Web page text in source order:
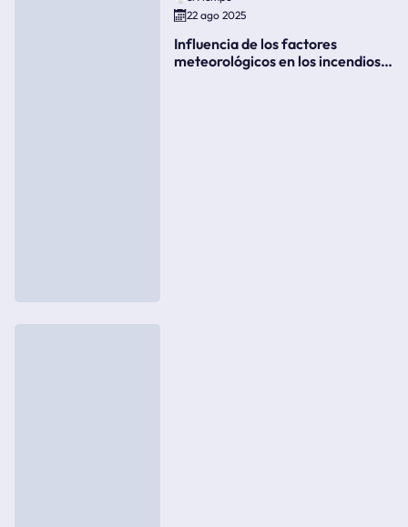
22 ago 2025
Influencia de los factores
meteorológicos en los incendios